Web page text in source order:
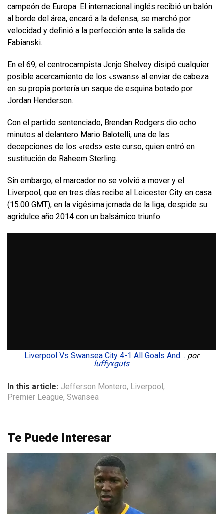
campeón de Europa. El internacional inglés recibió un balón
al borde del área, encaró a la defensa, se marchó por
velocidad y definió a la perfección ante la salida de
Fabianski.
En el 69, el centrocampista Jonjo Shelvey disipó cualquier
posible acercamiento de los «swans» al enviar de cabeza
en su propia portería un saque de esquina botado por
Jordan Henderson.
Con el partido sentenciado, Brendan Rodgers dio ocho
minutos al delantero Mario Balotelli, una de las
decepciones de los «reds» este curso, quien entró en
sustitución de Raheem Sterling.
Sin embargo, el marcador no se volvió a mover y el
Liverpool, que en tres días recibe al Leicester City en casa
(15.00 GMT), en la vigésima jornada de la liga, despide su
agridulce año 2014 con un balsámico triunfo.
Liverpool Vs Swansea City 4-1 All Goals And… por
luffyxguts
In this article: Jefferson Montero, Liverpool,
Premier League, Swansea
Te Puede Interesar